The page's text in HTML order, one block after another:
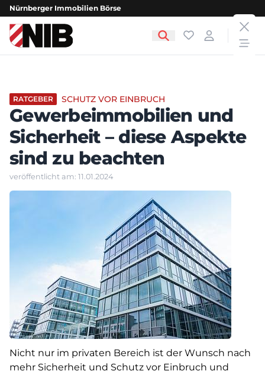
Nürnberger Immobilien Börse
NIB - Nürnberger Immobilien Börse Favoriten
Login
RATGEBER SCHUTZ VOR EINBRUCH
Gewerbeimmobilien und
Sicherheit – diese Aspekte
sind zu beachten
veröffentlicht am: 11.01.2024
Nicht nur im privaten Bereich ist der Wunsch nach
mehr Sicherheit und Schutz vor Einbruch und